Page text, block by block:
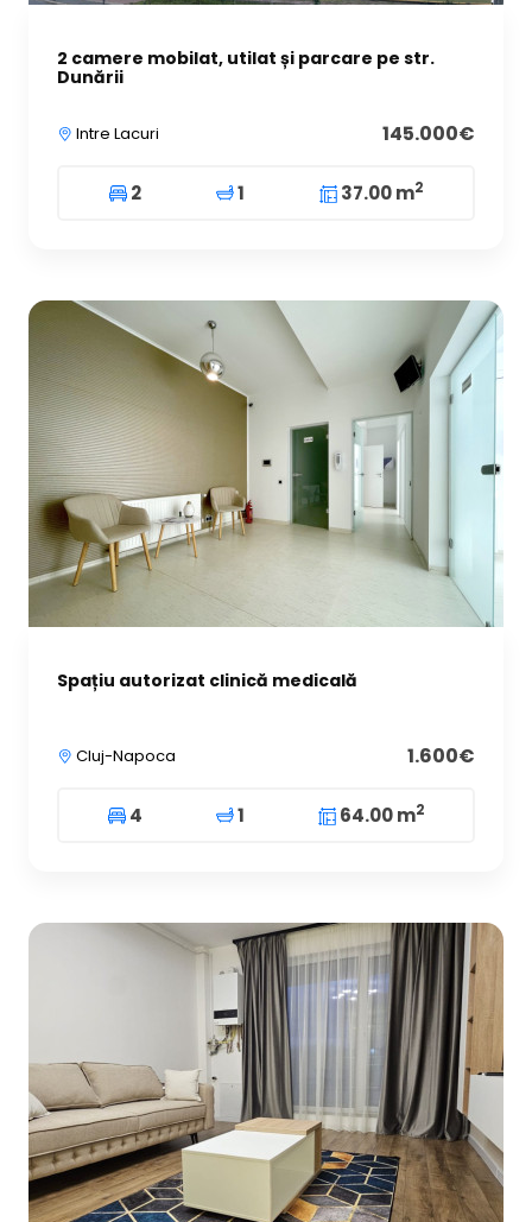
2 camere mobilat, utilat și parcare pe str.
Dunării
Intre Lacuri 145.000€
2 1 37.00 m2
Spațiu autorizat clinică medicală
Cluj-Napoca 1.600€
4 1 64.00 m2